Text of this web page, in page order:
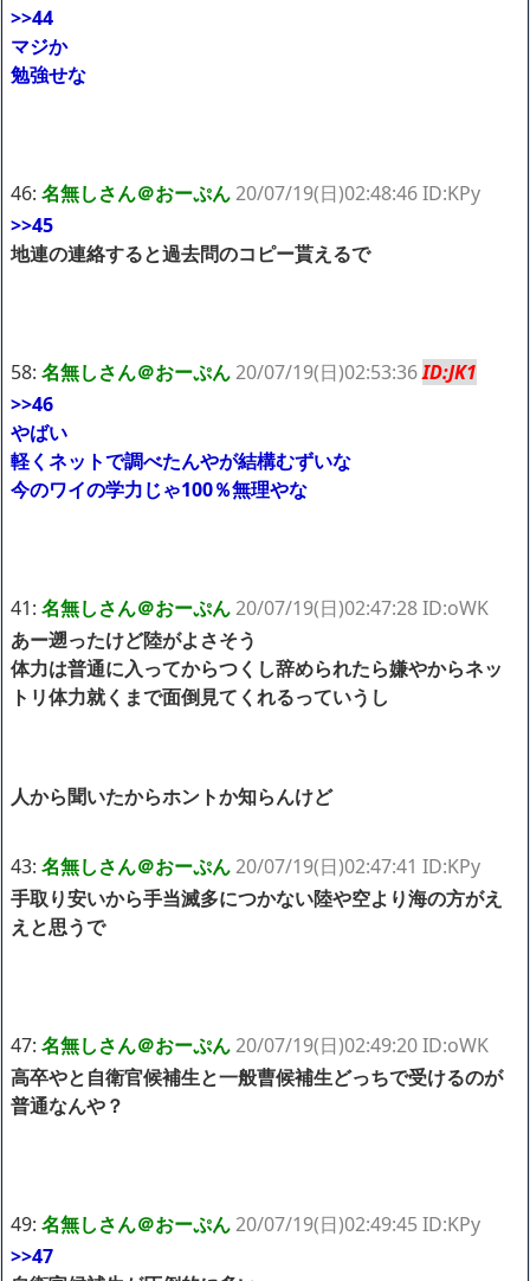
>>44
マジか
勉強せな
46: 名無しさん＠おーぷん20/07/19(日)02:48:46 ID:KPy
>>45
地連の連絡すると過去問のコピー貰えるで
58: 名無しさん＠おーぷん20/07/19(日)02:53:36ID:JK1
>>46
やばい
軽くネットで調べたんやが結構むずいな
今のワイの学力じゃ100％無理やな
41: 名無しさん＠おーぷん20/07/19(日)02:47:28 ID:oWK
あー遡ったけど陸がよさそう
体力は普通に入ってからつくし辞められたら嫌やからネッ
トリ体力就くまで面倒見てくれるっていうし
人から聞いたからホントか知らんけど
43: 名無しさん＠おーぷん20/07/19(日)02:47:41 ID:KPy
手取り安いから手当滅多につかない陸や空より海の方がえ
えと思うで
47: 名無しさん＠おーぷん20/07/19(日)02:49:20 ID:oWK
高卒やと自衛官候補生と一般曹候補生どっちで受けるのが
普通なんや？
49: 名無しさん＠おーぷん20/07/19(日)02:49:45 ID:KPy
>>47